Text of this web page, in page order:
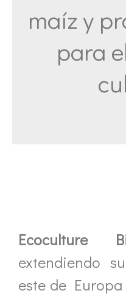
maíz y
para
Ecoculture
extendiendo
este de